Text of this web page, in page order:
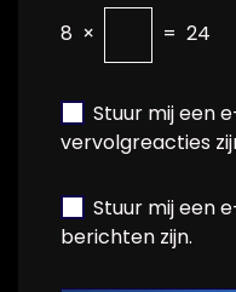
8 × = 24
Stuur mij een
vervolgreacties
Stuur mij een
berichten zijn.